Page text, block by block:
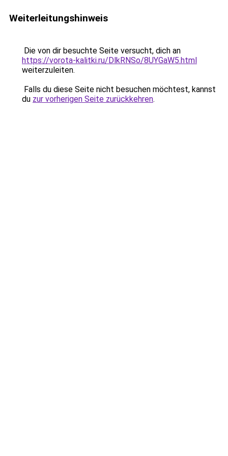
Weiterleitungshinweis
Die von dir besuchte Seite versucht, dich an
https://vorota-kalitki.ru/DlkRNSo/8UYGaW5.html
weiterzuleiten.
Falls du diese Seite nicht besuchen möchtest, kannst
du zur vorherigen Seite zurückkehren.